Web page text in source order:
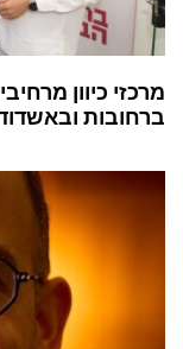
מרכזי כיוון
ברחובות